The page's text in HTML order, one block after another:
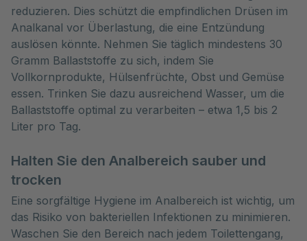
reduzieren. Dies schützt die empfindlichen Drüsen im
Analkanal vor Überlastung, die eine Entzündung
auslösen könnte. Nehmen Sie täglich mindestens 30
Gramm Ballaststoffe zu sich, indem Sie
Vollkornprodukte, Hülsenfrüchte, Obst und Gemüse
essen. Trinken Sie dazu ausreichend Wasser, um die
Ballaststoffe optimal zu verarbeiten – etwa 1,5 bis 2
Liter pro Tag.
Halten Sie den Analbereich sauber und
trocken
Eine sorgfältige Hygiene im Analbereich ist wichtig, um
das Risiko von bakteriellen Infektionen zu minimieren.
Waschen Sie den Bereich nach jedem Toilettengang,